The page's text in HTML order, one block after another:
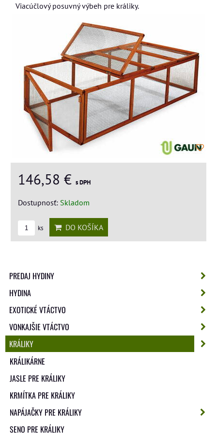
Viacúčlový posuvný výbeh pre králiky.
146,58 € s DPH
Dostupnosť: Skladom
ks DO KOŠÍKA
PREDAJ HYDINY
HYDINA
EXOTICKÉ VTÁCTVO
VONKAJŠIE VTÁCTVO
KRÁLIKY
KRÁLIKÁRNE
JASLE PRE KRÁLIKY
KRMÍTKA PRE KRÁLIKY
NAPÁJAČKY PRE KRÁLIKY
SENO PRE KRÁLIKY